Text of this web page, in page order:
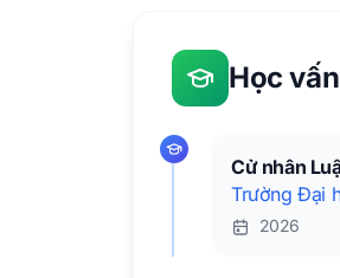
Học vấn
Cử nhân
Trường Đại
2026